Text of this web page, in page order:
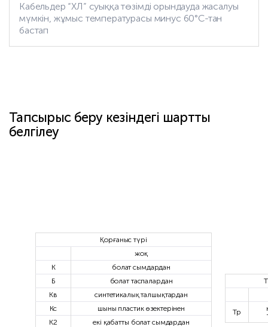
Кабельдер “ХЛ” суыққа төзімді орындауда жасалуы
мүмкін, жұмыс температурасы минус 60°С-тан
бастап
Тапсырыс беру кезіндегі шартты
белгілеу
Қорғаныс түрі
жоқ
К
болат сымдардан
Б
болат таспалардан
Кв
синтетикалық талшықтардан
Кс
шыны пластик өзектерінен
К2
екі қабатты болат сымдардан
Тр